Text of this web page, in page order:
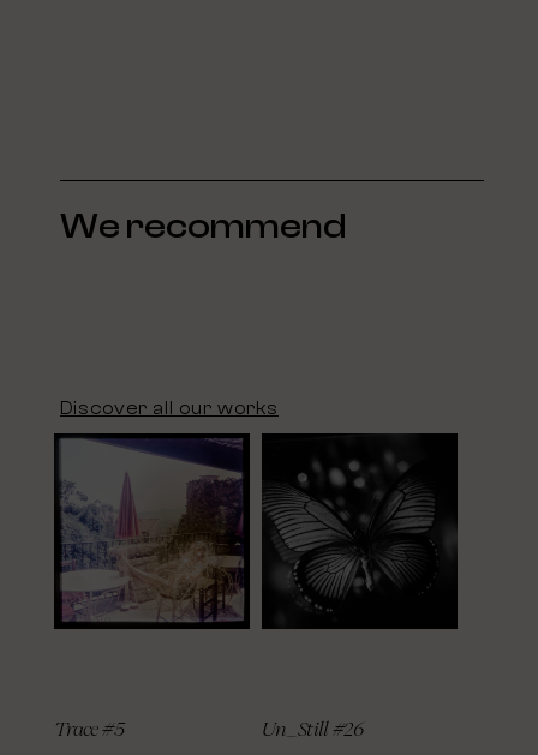
We recommend
Discover all our works
Trace #5 Un_Still #26